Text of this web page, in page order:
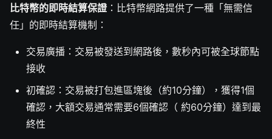
比特幣的即時結算保證 ：比特幣網路提供了一種「無需信
任」的即時結算機制：
交易廣播：交易被發送到網路後，數秒內可被全球節點
接收
初確認：交易被打包進區塊後（約10分鐘），獲得1個
確認，大額交易通常需要6個確認（ 約60分鐘）達到最
終性